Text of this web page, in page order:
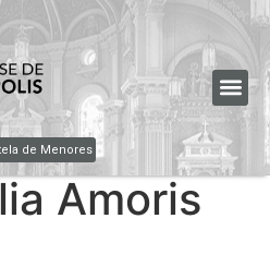
de Menores
Amoris